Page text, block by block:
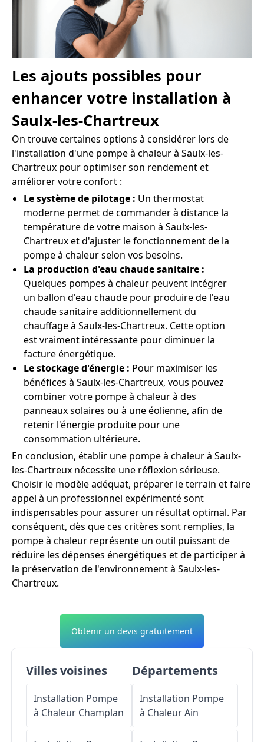
Les ajouts possibles pour
enhancer votre installation à
Saulx-les-Chartreux
On trouve certaines options à considérer lors de
l'installation d'une pompe à chaleur à Saulx-les-
Chartreux pour optimiser son rendement et
améliorer votre confort :
Le système de pilotage : Un thermostat
moderne permet de commander à distance la
température de votre maison à Saulx-les-
Chartreux et d'ajuster le fonctionnement de la
pompe à chaleur selon vos besoins.
La production d'eau chaude sanitaire :
Quelques pompes à chaleur peuvent intégrer
un ballon d'eau chaude pour produire de l'eau
chaude sanitaire additionnellement du
chauffage à Saulx-les-Chartreux. Cette option
est vraiment intéressante pour diminuer la
facture énergétique.
Le stockage d'énergie : Pour maximiser les
bénéfices à Saulx-les-Chartreux, vous pouvez
combiner votre pompe à chaleur à des
panneaux solaires ou à une éolienne, afin de
retenir l'énergie produite pour une
consommation ultérieure.
En conclusion, établir une pompe à chaleur à Saulx-
les-Chartreux nécessite une réflexion sérieuse.
Choisir le modèle adéquat, préparer le terrain et faire
appel à un professionnel expérimenté sont
indispensables pour assurer un résultat optimal. Par
conséquent, dès que ces critères sont remplies, la
pompe à chaleur représente un outil puissant de
réduire les dépenses énergétiques et de participer à
la préservation de l'environnement à Saulx-les-
Chartreux.
Obtenir un devis gratuitement
Villes voisines
Installation Pompe
à Chaleur Champlan
Départements
Installation Pompe
à ChaleurAin